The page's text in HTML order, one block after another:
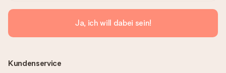
Ja, ich will dabei sein!
Kundenservice